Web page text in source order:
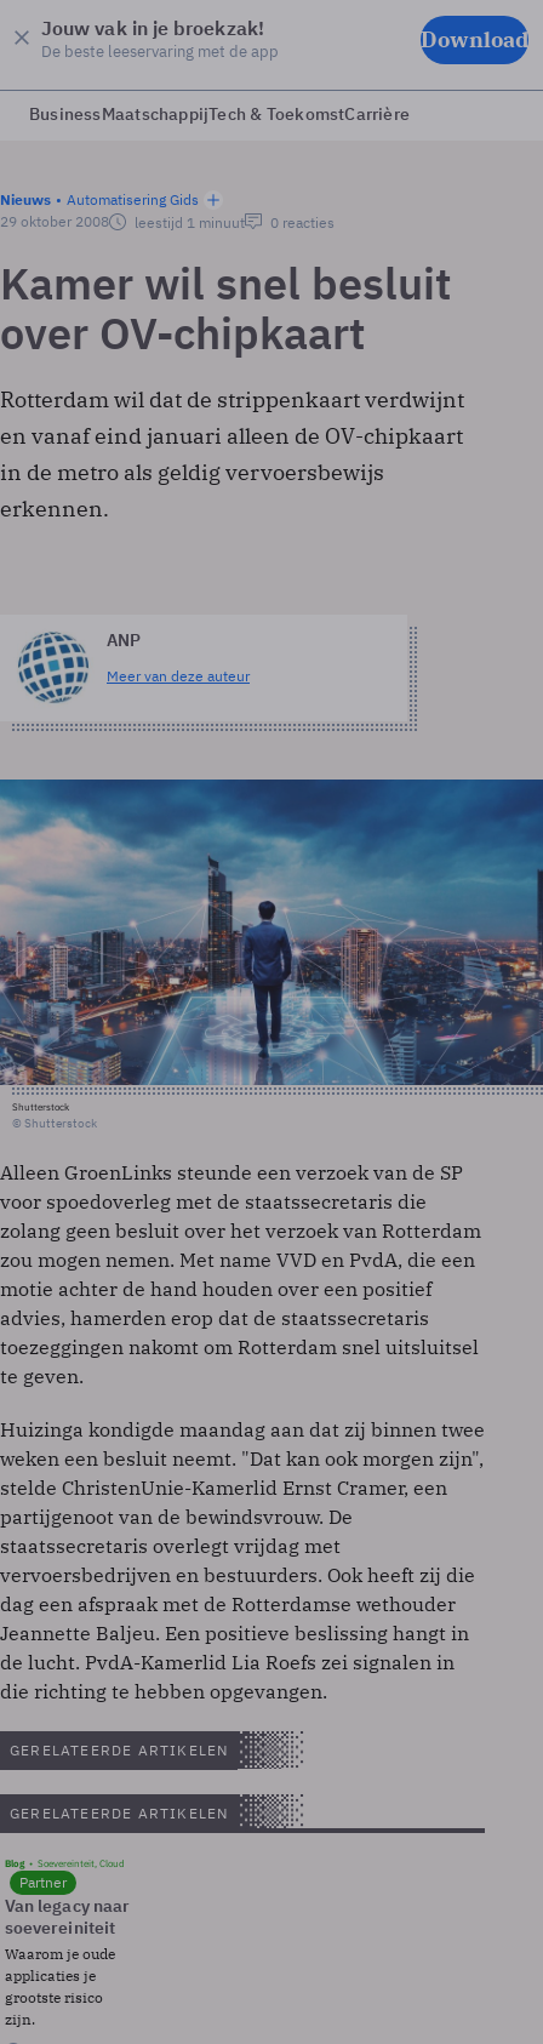
Jouw vak in je broekzak!
De beste leeservaring met de app Download
BusinessMaatschappijTech & ToekomstCarrière
Nieuws
Automatisering Gids
29 oktober 2008
leestijd 1 minuut 0 reacties
Kamer wil snel besluit
over OV-chipkaart
Rotterdam wil dat de strippenkaart verdwijnt
en vanaf eind januari alleen de OV-chipkaart
in de metro als geldig vervoersbewijs
erkennen.
ANP
Meer van deze auteur
Shutterstock
© Shutterstock
Alleen GroenLinks steunde een verzoek van de SP
voor spoedoverleg met de staatssecretaris die
zolang geen besluit over het verzoek van Rotterdam
zou mogen nemen. Met name VVD en PvdA, die een
motie achter de hand houden over een positief
advies, hamerden erop dat de staatssecretaris
toezeggingen nakomt om Rotterdam snel uitsluitsel
te geven.
Huizinga kondigde maandag aan dat zij binnen twee
weken een besluit neemt. "Dat kan ook morgen zijn",
stelde ChristenUnie-Kamerlid Ernst Cramer, een
partijgenoot van de bewindsvrouw. De
staatssecretaris overlegt vrijdag met
vervoersbedrijven en bestuurders. Ook heeft zij die
dag een afspraak met de Rotterdamse wethouder
Jeannette Baljeu. Een positieve beslissing hangt in
de lucht. PvdA-Kamerlid Lia Roefs zei signalen in
die richting te hebben opgevangen.
GERELATEERDE ARTIKELEN
GERELATEERDE ARTIKELEN
Blog Soevereinteit, Cloud
Partner
Van legacy naar
soevereiniteit
Waarom je oude
applicaties je
grootste risico
zijn.